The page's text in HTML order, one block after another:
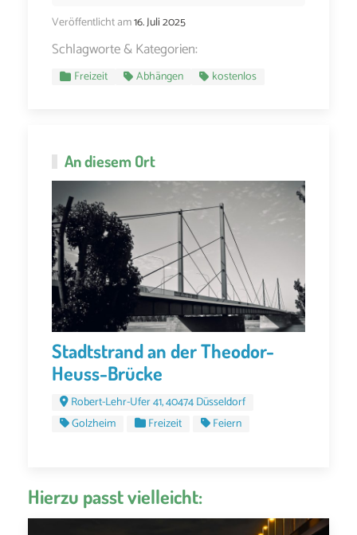
Veröffentlicht am16. Juli 2025
Schlagworte & Kategorien:
Freizeit Abhängen kostenlos
An diesem Ort
Stadtstrand an der Theodor-
Heuss-Brücke
Robert-Lehr-Ufer 41, 40474 Düsseldorf
Golzheim
Freizeit Feiern
Hierzu passt vielleicht: